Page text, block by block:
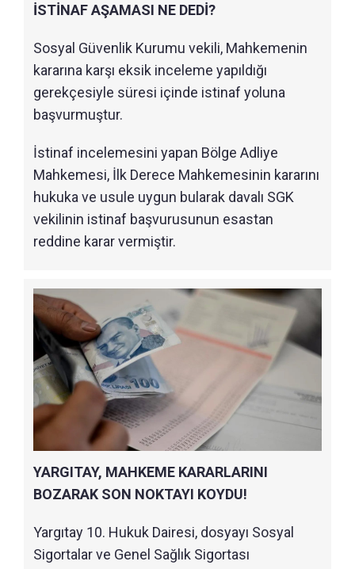
İSTİNAF AŞAMASI NE DEDİ?
Sosyal Güvenlik Kurumu vekili, Mahkemenin
kararına karşı eksik inceleme yapıldığı
gerekçesiyle süresi içinde istinaf yoluna
başvurmuştur.
İstinaf incelemesini yapan Bölge Adliye
Mahkemesi, İlk Derece Mahkemesinin kararını
hukuka ve usule uygun bularak davalı SGK
vekilinin istinaf başvurusunun esastan
reddine karar vermiştir.
YARGITAY, MAHKEME KARARLARINI
BOZARAK SON NOKTAYI KOYDU!
Yargıtay 10. Hukuk Dairesi, dosyayı Sosyal
Sigortalar ve Genel Sağlık Sigortası